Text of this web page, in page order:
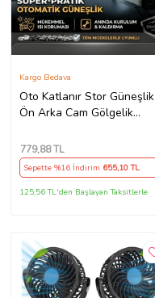
Oto Katlanır Stor Güneşlik
Ön Arka Cam Gölgelik
Güneş Koruyucu Araba Suv
Kargo Bedava
779,88 TL
Sepette %16 İndirim 655,10 TL
125,56 TL'den Başlayan Taksitlerle